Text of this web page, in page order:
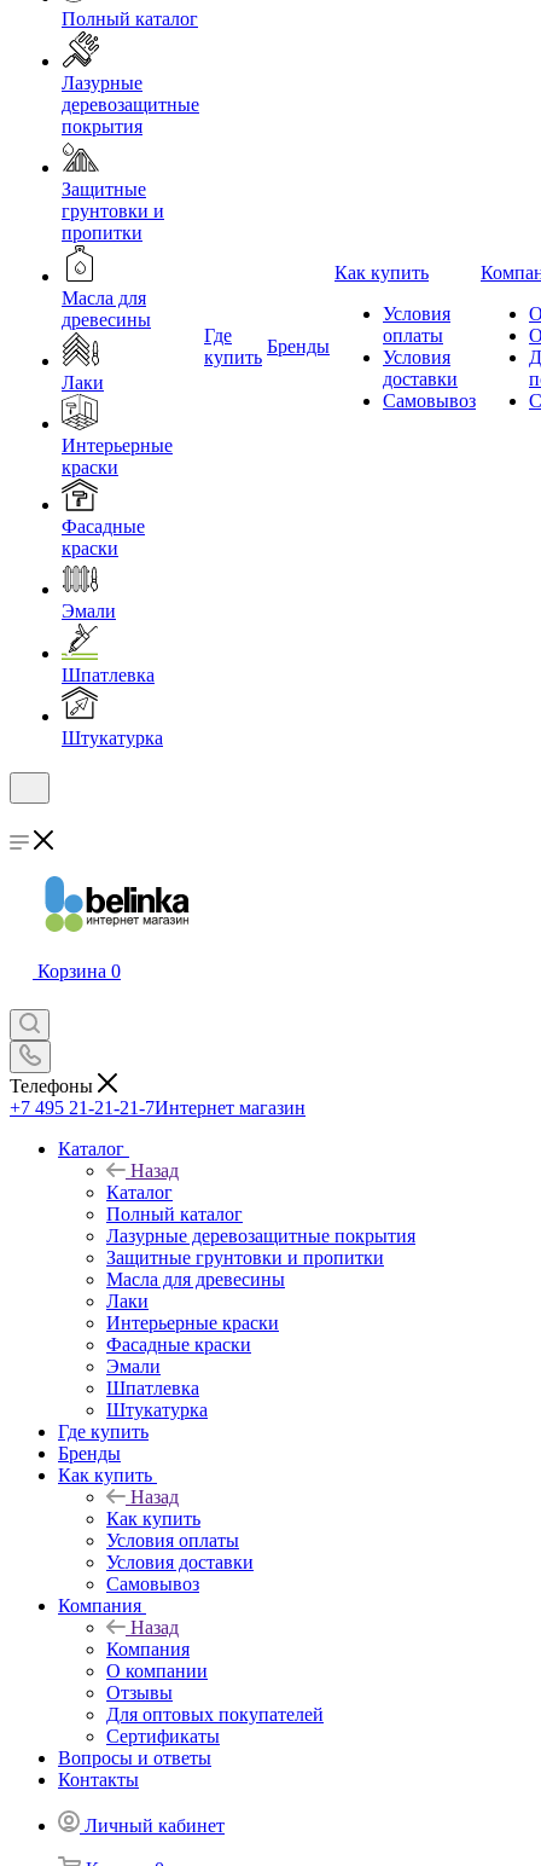
Полный каталог
Лазурные
деревозащитные
покрытия
Защитные
грунтовки и
пропитки
Масла для
древесины
Лаки
Интерьерные
краски
Фасадные
краски
Эмали
Шпатлевка
Штукатурка
Где
купить
Бренды
Как купить
Условия
оплаты
Условия
доставки
Самовывоз
Корзина 0
Телефоны
+7 495 21-21-21-7Интернет магазин
Каталог
Назад
Каталог
Полный каталог
Лазурные деревозащитные покрытия
Защитные грунтовки и пропитки
Масла для древесины
Лаки
Интерьерные краски
Фасадные краски
Эмали
Шпатлевка
Штукатурка
Где купить
Бренды
Как купить
Назад
Как купить
Условия оплаты
Условия доставки
Самовывоз
Компания
Назад
Компания
О компании
Отзывы
Для оптовых покупателей
Сертификаты
Вопросы и ответы
Контакты
Личный кабинет